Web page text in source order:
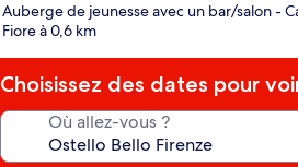
Auberge de jeunesse avec un bar/salon -
Fiore à 0,6 km
Choisissez des dates pour
Où allez-vous ?